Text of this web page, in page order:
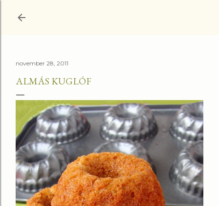
november 28, 2011
ALMÁS KUGLÓF